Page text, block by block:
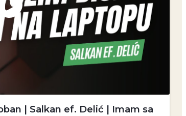
| Salkan ef. Delić | Imam sa